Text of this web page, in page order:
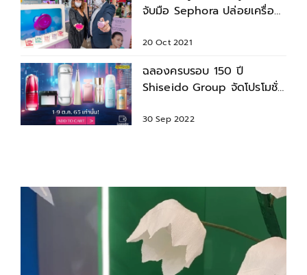
จับมือ Sephora ปล่อยเครื่อง
20 Oct 2021
ฉลองครบรอบ 150 ปี
Shiseido Group จัดโปรโมชั่น
– 9 ตุลาคม 2565 ที่ Lazada
30 Sep 2022